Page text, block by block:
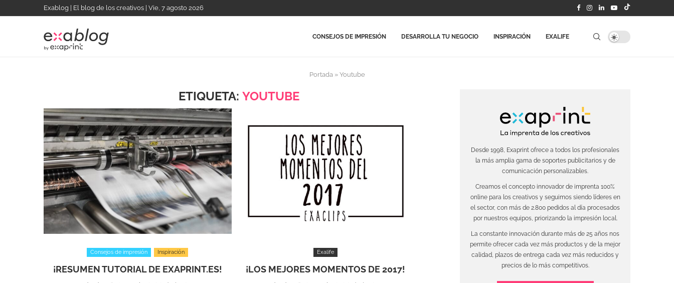
Exablog | El blog de los creativos | Vie, 7 agosto 2026
CONSEJOS DE IMPRESIÓN DESARROLLA TU NEGOCIO INSPIRACIÓN EXALIFE
Portada» Youtube
ETIQUETA:YOUTUBE
Consejos de impresión Inspiración
¡RESUMEN TUTORIAL DE EXAPRINT.ES!
Exalife
¡LOS MEJORES MOMENTOS DE 2017!
Desde 1998, Exaprint ofrece a todos los profesionales
la más amplia gama de soportes publicitarios y de
comunicación personalizables.
Creamos el concepto innovador de imprenta 100%
online para los creativos y seguimos siendo líderes en
el sector, con más de 2.800 pedidos al día procesados
por nuestros equipos, priorizando la impresión local.
La constante innovación durante más de 25 años nos
permite ofrecer cada vez más productos y de la mejor
calidad, plazos de entrega cada vez más reducidos y
precios de lo más competitivos.